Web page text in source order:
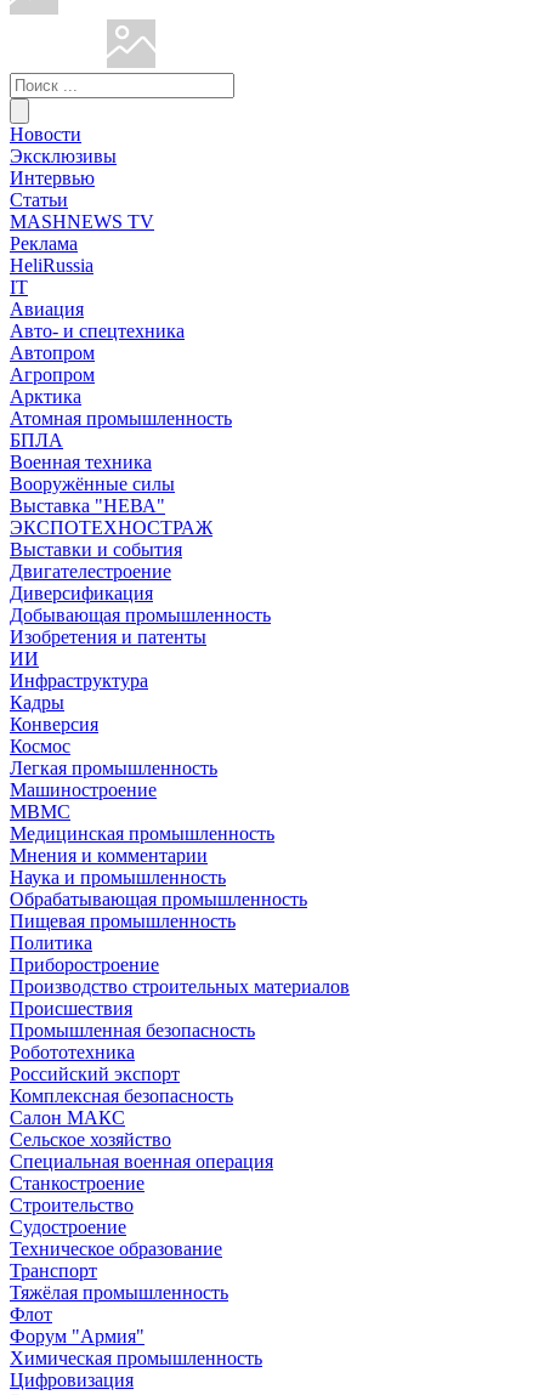
Новости
Эксклюзивы
Интервью
Статьи
MASHNEWS TV
Реклама
HeliRussia
IT
Авиация
Авто- и спецтехника
Автопром
Агропром
Арктика
Атомная промышленность
БПЛА
Военная техника
Вооружённые силы
Выставка "НЕВА"
ЭКСПОТЕХНОСТРАЖ
Выставки и события
Двигателестроение
Диверсификация
Добывающая промышленность
Изобретения и патенты
ИИ
Инфраструктура
Кадры
Конверсия
Космос
Легкая промышленность
Машиностроение
МВМС
Медицинская промышленность
Мнения и комментарии
Наука и промышленность
Обрабатывающая промышленность
Пищевая промышленность
Политика
Приборостроение
Производство строительных материалов
Происшествия
Промышленная безопасность
Робототехника
Российский экспорт
Комплексная безопасность
Салон МАКС
Сельское хозяйство
Специальная военная операция
Станкостроение
Строительство
Судостроение
Техническое образование
Транспорт
Тяжёлая промышленность
Флот
Форум "Армия"
Химическая промышленность
Цифровизация